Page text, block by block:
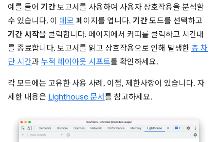
예를 들어 기간 보고서를 사용하여 사용자 상호작용을 분석할
수 있습니다. 이 데모 페이지를 엽니다. 기간 모드를 선택하고
기간 시작을 클릭합니다. 페이지에서 커피를 클릭하고 시간대
를 종료합니다. 보고서를 읽고 상호작용으로 인해 발생한 총 차
단 시간과 누적 레이아웃 시프트를 확인하세요.
각 모드에는 고유한 사용 사례, 이점, 제한사항이 있습니다. 자
세한 내용은 Lighthouse 문서를 참고하세요.